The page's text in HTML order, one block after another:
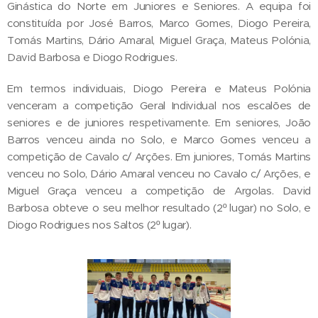
Ginástica do Norte em Juniores e Seniores. A equipa foi
constituída por José Barros, Marco Gomes, Diogo Pereira,
Tomás Martins, Dário Amaral, Miguel Graça, Mateus Polónia,
David Barbosa e Diogo Rodrigues.
Em termos individuais, Diogo Pereira e Mateus Polónia
venceram a competição Geral Individual nos escalões de
seniores e de juniores respetivamente. Em seniores, João
Barros venceu ainda no Solo, e Marco Gomes venceu a
competição de Cavalo c/ Arções. Em juniores, Tomás Martins
venceu no Solo, Dário Amaral venceu no Cavalo c/ Arções, e
Miguel Graça venceu a competição de Argolas. David
Barbosa obteve o seu melhor resultado (2º lugar) no Solo, e
Diogo Rodrigues nos Saltos (2º lugar).